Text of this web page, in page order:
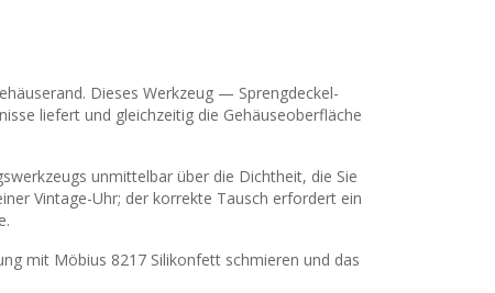
Dieses Werkzeug — Sprengdeckel-
liefert und gleichzeitig die Gehäuseoberfläche
unmittelbar über die Dichtheit, die Sie
Vintage-Uhr; der korrekte Tausch erfordert ein
mit Möbius 8217 Silikonfett schmieren und das